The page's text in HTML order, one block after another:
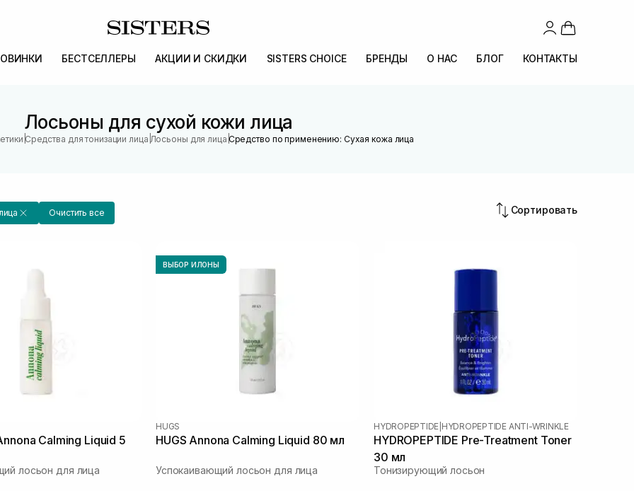
БЕСТСЕЛЛЕРЫ АКЦИИ И СКИДКИ SISTERS CHOICE БРЕНДЫ О НАС БЛОГ КОНТАКТЫ
Лосьоны для сухой кожи лица
|Средства для тонизации лица Лосьоны для лица |Средство по применению: Сухая кожа лица
Очистить все Сортировать
Calming Liquid 5
лосьон для лица
ВЫБОР ИЛОНЫ
HUGS
HUGS Annona Calming Liquid 80 мл
Успокаивающий лосьон для лица
HYDROPEPTIDE HYDROPEPTIDE ANTI-WRINKLE
HYDROPEPTIDE Pre-Treatment Toner
30 мл
Тонизирующий лосьон